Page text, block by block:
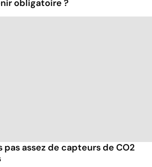
obligatoire ?
pas assez de capteurs de CO2